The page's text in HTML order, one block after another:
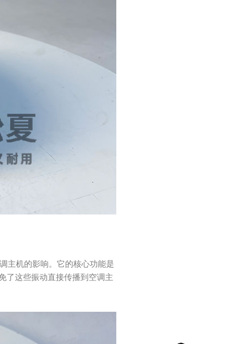
主机的影响。它的核心功能是
了这些振动直接传播到空调主